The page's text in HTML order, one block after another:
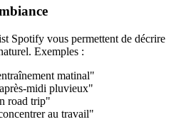
Spotify vous permettent de décrire
Exemples :
matinal"
midi pluvieux"
road trip"
au travail"